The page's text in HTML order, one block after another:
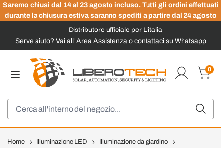
Saremo chiusi dal 14 al 23 agosto incluso. Tutti gli ordini effettuati
durante la chiusura estiva saranno spediti a partire dal 24 agosto
Distributore ufficiale per L'italia
Serve aiuto? Vai all' Area Assistenzao contattaci su Whatsapp
0
Home Illuminazione LED
Illuminazione da giardino